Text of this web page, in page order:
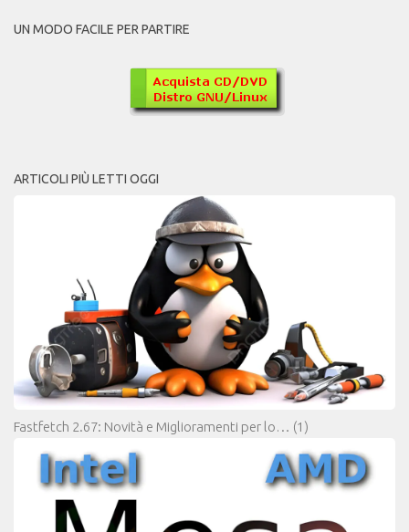
UN MODO FACILE PER PARTIRE
ARTICOLI PIÙ LETTI OGGI
Fastfetch 2.67: Novità e Miglioramenti per lo… (1)